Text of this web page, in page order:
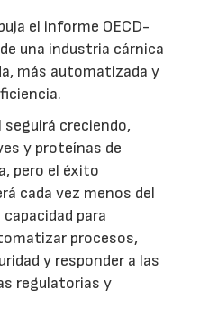
el informe OECD-
una industria cárnica
más automatizada y
seguirá creciendo,
y proteínas de
pero el éxito
cada vez menos del
para
procesos,
y responder a las
regulatorias y